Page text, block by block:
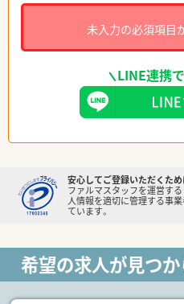
未入力の必須項目
LINE連携
安心してご登録いただくため
ファルマスタッフを運営する
人情報を適切に管理する事
ています。
希望の求人が見つ